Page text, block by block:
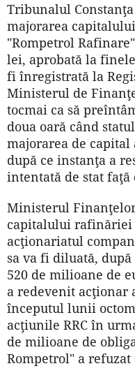
Tribunalul
majorarea
"Rompetrol
lei, aprobată la
fi înregistrată la
Ministerul de
tocmai ca să
doua oară când
majorarea de
după ce instanţa a
intentată de stat faţă
Ministerul
capitalului
acţionariatul
sa va fi diluată,
520 de milioane de
a redevenit acţionar
începutul lunii
acţiunile RRC în
de milioane de
Rompetrol" a refuzat